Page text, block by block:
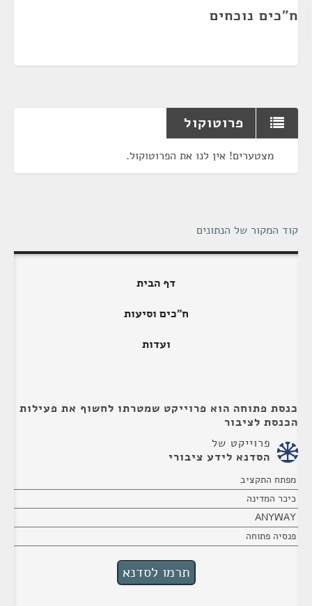
ח"כים נוכחים
פרוטוקול
מצטערים! אין לנו את הפרוטוקול.
קוד המקור של הנתונים
דף הבית
ח"כים וסיעות
ועדות
כנסת פתוחה הוא פרוייקט שמטרתו לחשוף את פעילות
הכנסת לציבור
פרוייקט של
הסדנא לידע ציבורי
מפתח התקציב
כיכר המדינה
ANYWAY
פנסיה פתוחה